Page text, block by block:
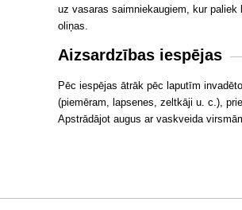
uz vasaras saimniekaugiem, kur
oliņas.
Aizsardzības iespējas
Pēc iespējas ātrāk pēc laputīm
(piemēram, lapsenes, zeltkāji u. c.),
Apstrādājot augus ar vaskveida